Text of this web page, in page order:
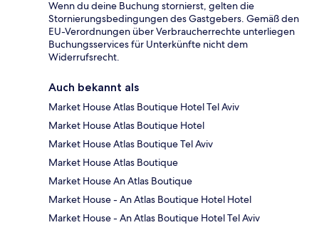
Wenn du deine Buchung stornierst, gelten die
Stornierungsbedingungen des Gastgebers. Gemäß den
EU-Verordnungen über Verbraucherrechte unterliegen
Buchungsservices für Unterkünfte nicht dem
Widerrufsrecht.
Auch bekannt als
Market House Atlas Boutique Hotel Tel Aviv
Market House Atlas Boutique Hotel
Market House Atlas Boutique Tel Aviv
Market House Atlas Boutique
Market House An Atlas Boutique
Market House - An Atlas Boutique Hotel Hotel
Market House - An Atlas Boutique Hotel Tel Aviv